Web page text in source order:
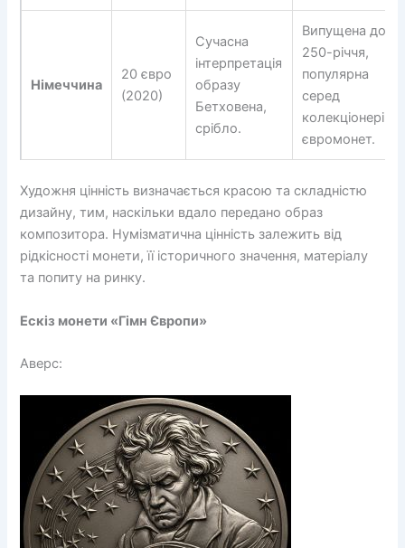
Німеччина
20 євро
(2020)
Сучасна
інтерпретація
образу
Бетховена,
срібло.
Випущена до
250-річчя,
популярна
серед
колекціонерів
євромонет.
Художня цінність визначається красою та складністю
дизайну, тим, наскільки вдало передано образ
композитора. Нумізматична цінність залежить від
рідкісності монети, її історичного значення, матеріалу
та попиту на ринку.
Ескіз монети «Гімн Європи»
Аверс: